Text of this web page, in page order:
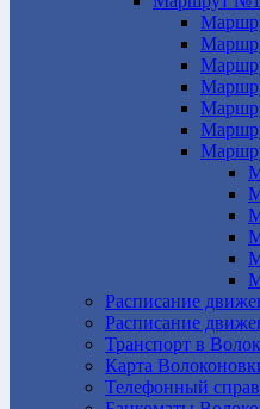
Расписание
Расписание
Транспорт в
Карта
Телефонный